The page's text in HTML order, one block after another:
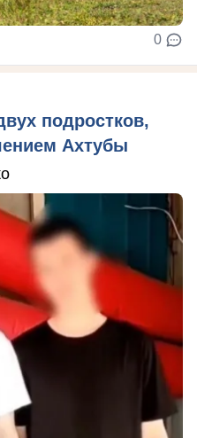
0
подростков,
Ахтубы